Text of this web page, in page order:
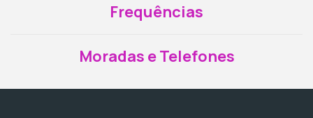
Frequências
Moradas e Telefones